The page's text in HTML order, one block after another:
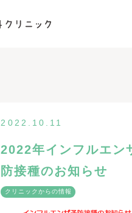
院内紹介
お知らせ
お問い合わせ
2022.10.11
2022年インフルエン
防接種のお知らせ
クリニックからの情報